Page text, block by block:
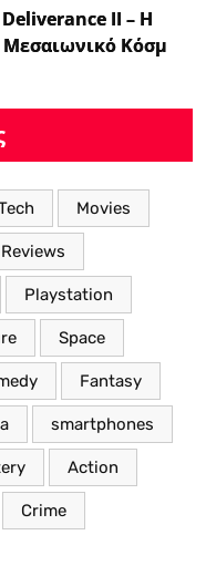
II – Η
Κόσμο
Movies
Playstation
Space
Fantasy
smartphones
Action
Crime